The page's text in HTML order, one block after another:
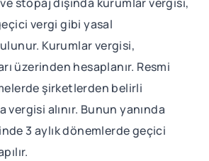
vergi gibi yasal
Kurumlar vergisi,
üzerinden hesaplanır. Resmi
şirketlerden belirli
alınır. Bunun yanında
3 aylık dönemlerde geçici